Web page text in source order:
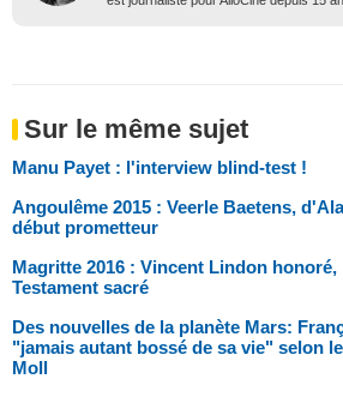
Sur le même sujet
Manu Payet : l'interview blind-test !
Angoulême 2015 : Veerle Baetens,
début prometteur
Magritte 2016 : Vincent Lindon honoré,
Testament sacré
Des nouvelles de la planète Mars:
"jamais autant bossé de sa vie" selon
Moll